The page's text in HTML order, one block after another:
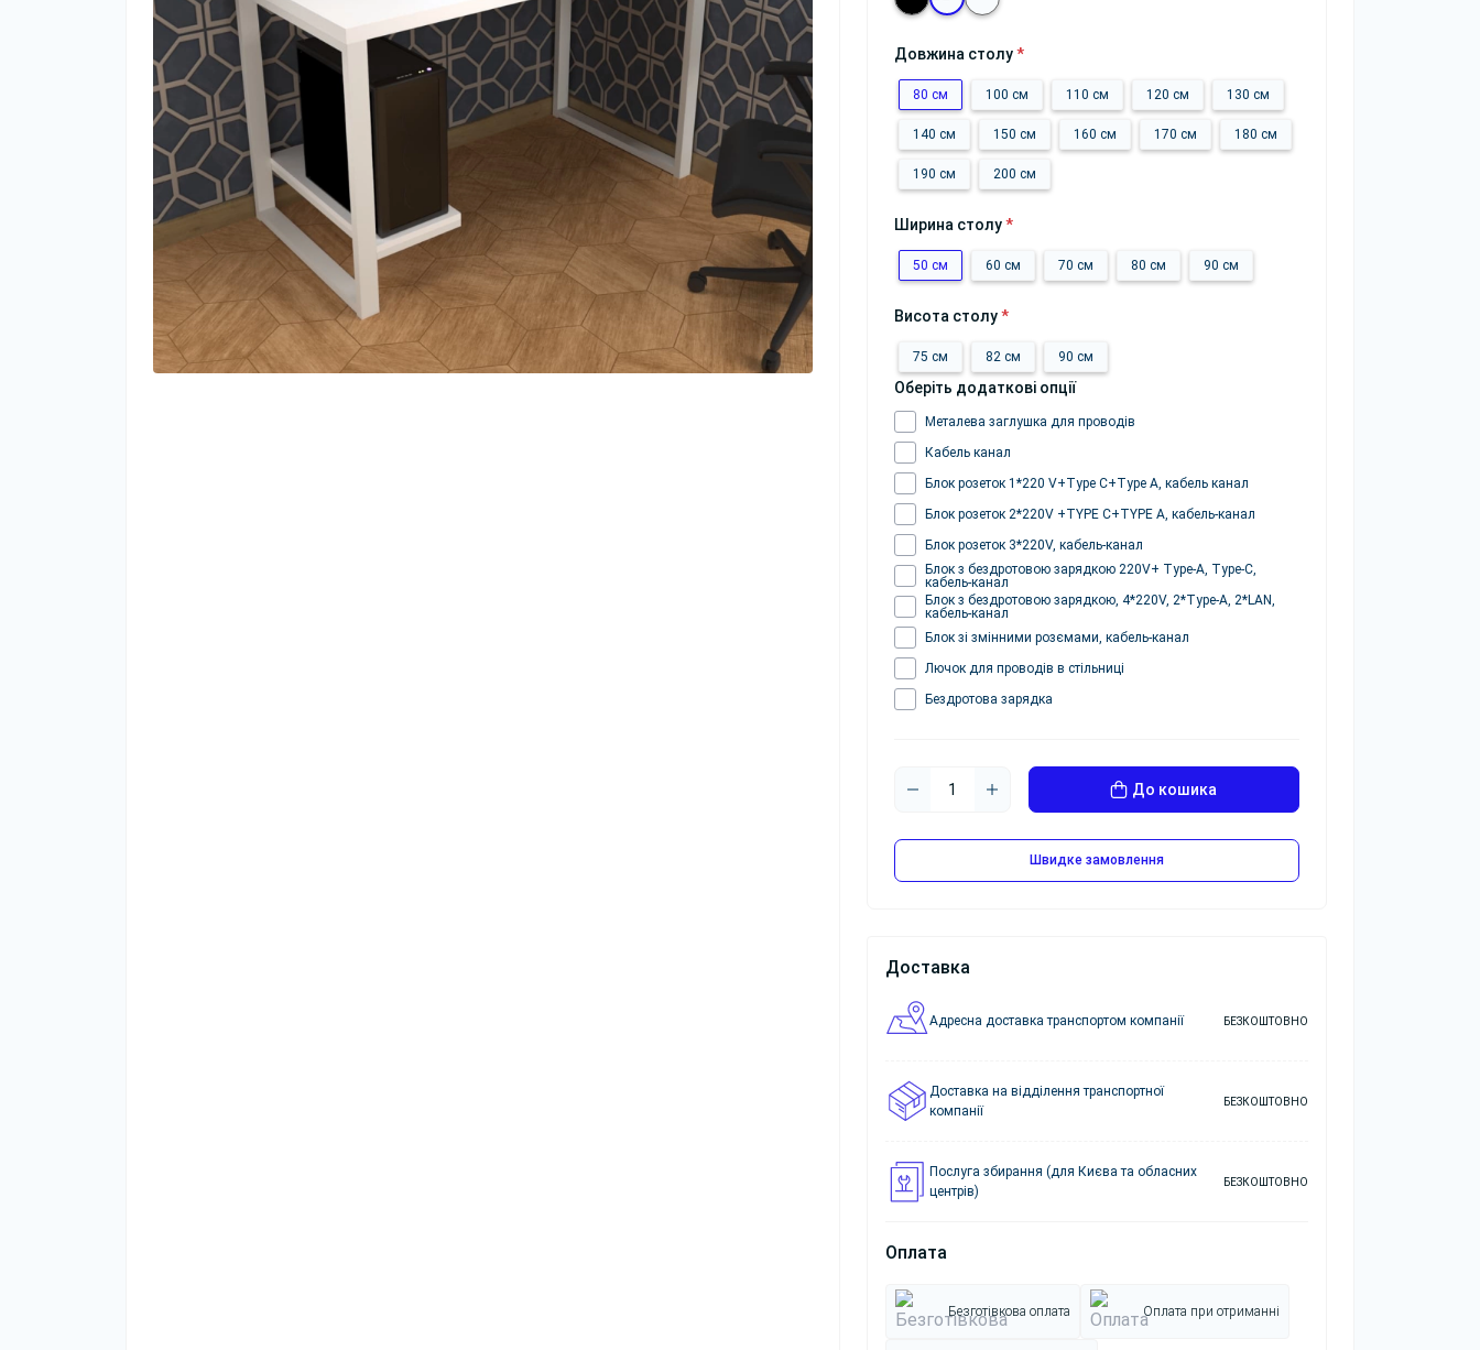
Довжина столу*
80 см 100 см 110 см 120 см 130 см
140 см 150 см 160 см 170 см 180 см
190 см 200 см
Ширина столу*
50 см 60 см 70 см 80 см 90 см
Висота столу*
75 см 82 см 90 см
Оберіть додаткові опції
Металева заглушка для проводів
Кабель канал
Блок розеток 1*220 V+Type C+Type A, кабель канал
Блок розеток 2*220V +TYPE C+TYPE A, кабель-канал
Блок розеток 3*220V, кабель-канал
Блок з бездротовою зарядкою 220V+ Type-A, Type-C,
кабель-канал
Блок з бездротовою зарядкою, 4*220V, 2*Type-A, 2*LAN,
кабель-канал
Блок зі змінними розємами, кабель-канал
Лючок для проводів в стільниці
Бездротова зарядка
До кошика
Швидке замовлення
Доставка
Адресна доставка транспортом компанії БЕЗКОШТОВНО
Доставка на відділення транспортної
компанії
БЕЗКОШТОВНО
Послуга збирання (для Києва та обласних
центрів)
БЕЗКОШТОВНО
Оплата
Безготівкова оплата Оплата при отриманні